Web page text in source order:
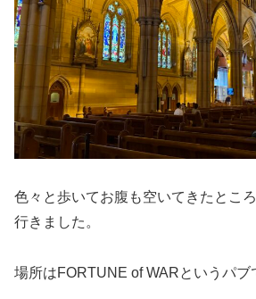
色々と歩いてお腹も空いてきたとこ
行きました。
場所はFORTUNE of WARというパブ